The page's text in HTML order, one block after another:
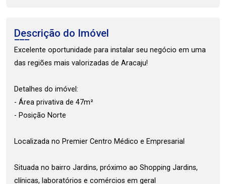
Descrição do Imóvel
Excelente oportunidade para instalar seu negócio em uma
das regiões mais valorizadas de Aracaju!
Detalhes do imóvel:
- Área privativa de 47m²
- Posição Norte
Localizada no Premier Centro Médico e Empresarial
Situada no bairro Jardins, próximo ao Shopping Jardins,
clínicas, laboratórios e comércios em geral